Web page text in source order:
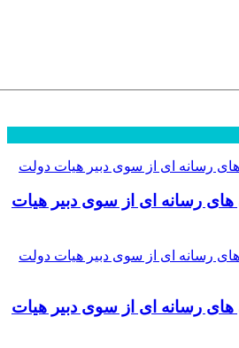
های رسانه ای از سوی دبیر هیات
های رسانه ای از سوی دبیر هیات